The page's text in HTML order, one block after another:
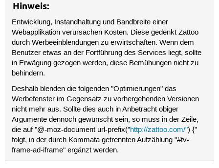
Hinweis:
Entwicklung, Instandhaltung und Bandbreite einer
Webapplikation verursachen Kosten. Diese gedenkt Zattoo
durch Werbeeinblendungen zu erwirtschaften. Wenn dem
Benutzer etwas an der Fortführung des Services liegt, sollte
in Erwägung gezogen werden, diese Bemühungen nicht zu
behindern.
Deshalb blenden die folgenden "Optimierungen" das
Werbefenster im Gegensatz zu vorhergehenden Versionen
nicht mehr aus. Sollte dies auch in Anbetracht obiger
Argumente dennoch gewünscht sein, so muss in der Zeile,
die auf "@-moz-document url-prefix("http://zattoo.com/") {"
folgt, in der durch Kommata getrennten Aufzählung "#tv-
frame-ad-iframe" ergänzt werden.